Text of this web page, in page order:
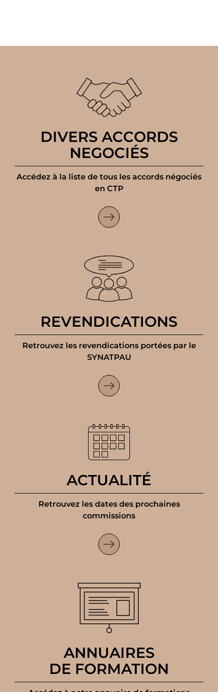
DIVERS ACCORDS
NEGOCIÉS
Accédez à la liste de tous les accords négociés
en CTP
REVENDICATIONS
Retrouvez les revendications portées par le
SYNATPAU
ACTUALITÉ
Retrouvez les dates des prochaines
commissions
ANNUAIRES
DE FORMATION